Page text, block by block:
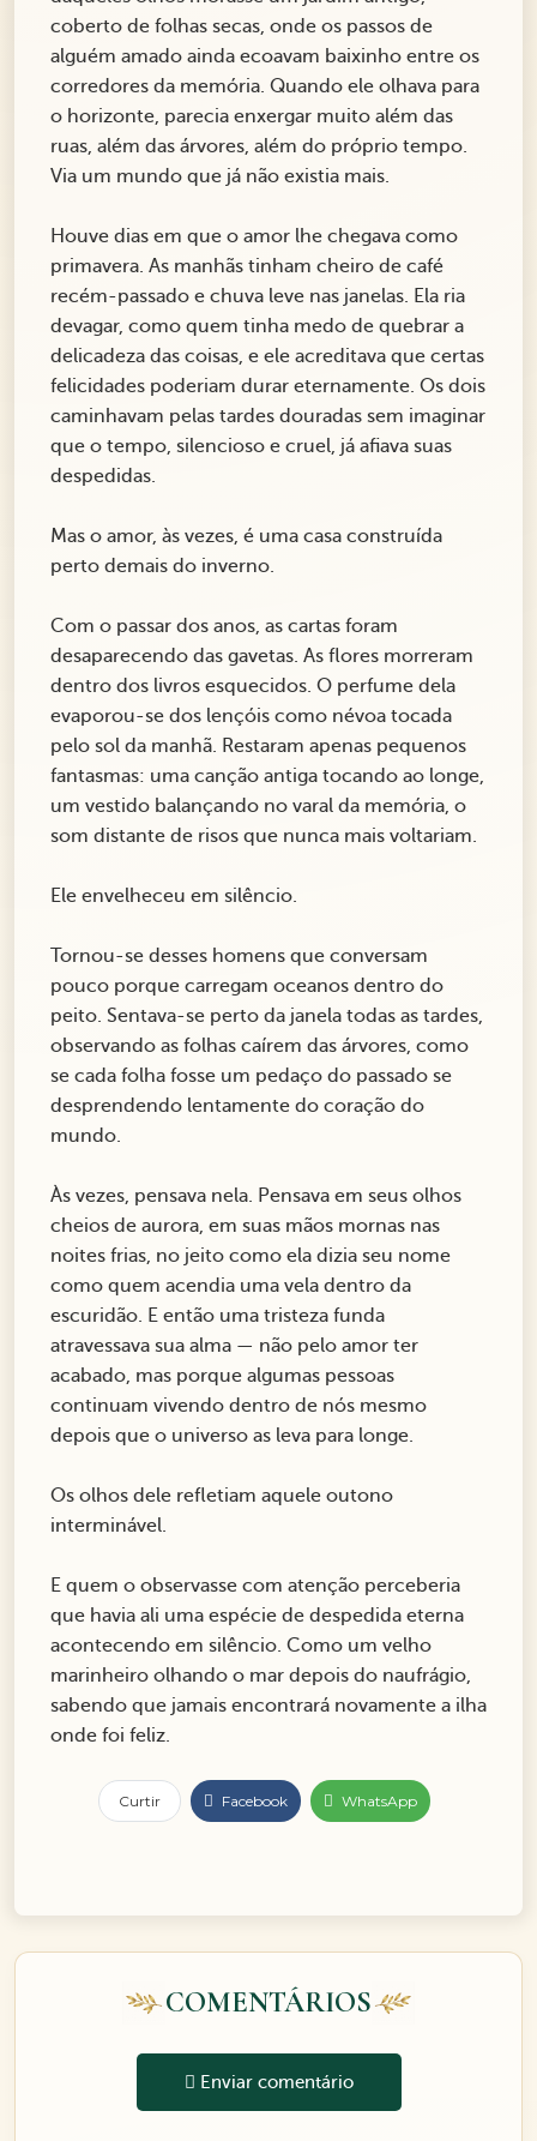
coberto de folhas secas, onde os passos de
alguém amado ainda ecoavam baixinho entre os
corredores da memória. Quando ele olhava para
o horizonte, parecia enxergar muito além das
ruas, além das árvores, além do próprio tempo.
Via um mundo que já não existia mais.
Houve dias em que o amor lhe chegava como
primavera. As manhãs tinham cheiro de café
recém-passado e chuva leve nas janelas. Ela ria
devagar, como quem tinha medo de quebrar a
delicadeza das coisas, e ele acreditava que certas
felicidades poderiam durar eternamente. Os dois
caminhavam pelas tardes douradas sem imaginar
que o tempo, silencioso e cruel, já afiava suas
despedidas.
Mas o amor, às vezes, é uma casa construída
perto demais do inverno.
Com o passar dos anos, as cartas foram
desaparecendo das gavetas. As flores morreram
dentro dos livros esquecidos. O perfume dela
evaporou-se dos lençóis como névoa tocada
pelo sol da manhã. Restaram apenas pequenos
fantasmas: uma canção antiga tocando ao longe,
um vestido balançando no varal da memória, o
som distante de risos que nunca mais voltariam.
Ele envelheceu em silêncio.
Tornou-se desses homens que conversam
pouco porque carregam oceanos dentro do
peito. Sentava-se perto da janela todas as tardes,
observando as folhas caírem das árvores, como
se cada folha fosse um pedaço do passado se
desprendendo lentamente do coração do
mundo.
Às vezes, pensava nela. Pensava em seus olhos
cheios de aurora, em suas mãos mornas nas
noites frias, no jeito como ela dizia seu nome
como quem acendia uma vela dentro da
escuridão. E então uma tristeza funda
atravessava sua alma — não pelo amor ter
acabado, mas porque algumas pessoas
continuam vivendo dentro de nós mesmo
depois que o universo as leva para longe.
Os olhos dele refletiam aquele outono
interminável.
E quem o observasse com atenção perceberia
que havia ali uma espécie de despedida eterna
acontecendo em silêncio. Como um velho
marinheiro olhando o mar depois do naufrágio,
sabendo que jamais encontrará novamente a ilha
onde foi feliz.
Curtir Facebook WhatsApp
COMENTÁRIOS
Enviar comentário